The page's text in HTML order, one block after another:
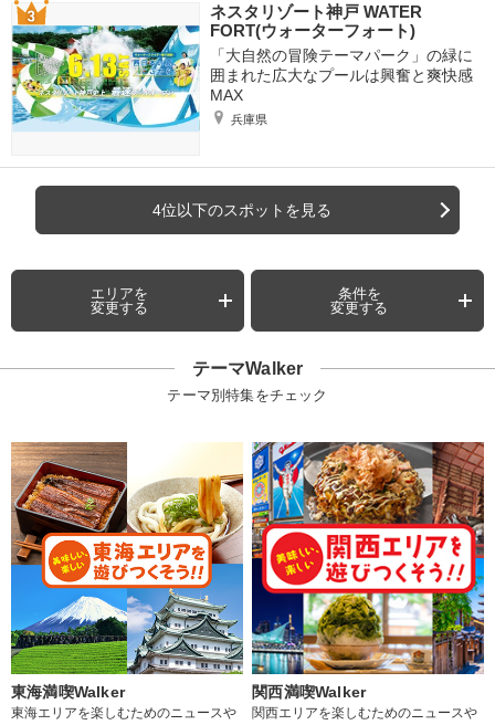
ネスタリゾート神戸 WATER
FORT(ウォーターフォート)
「大自然の冒険テーマパーク」の緑に
囲まれた広大なプールは興奮と爽快感
MAX
兵庫県
4位以下のスポットを見る
エリアを
変更する
条件を
変更する
テーマWalker
テーマ別特集をチェック
東海満喫Walker
東海エリアを楽しむためのニュースや
関西満喫Walker
関西エリアを楽しむためのニュースや